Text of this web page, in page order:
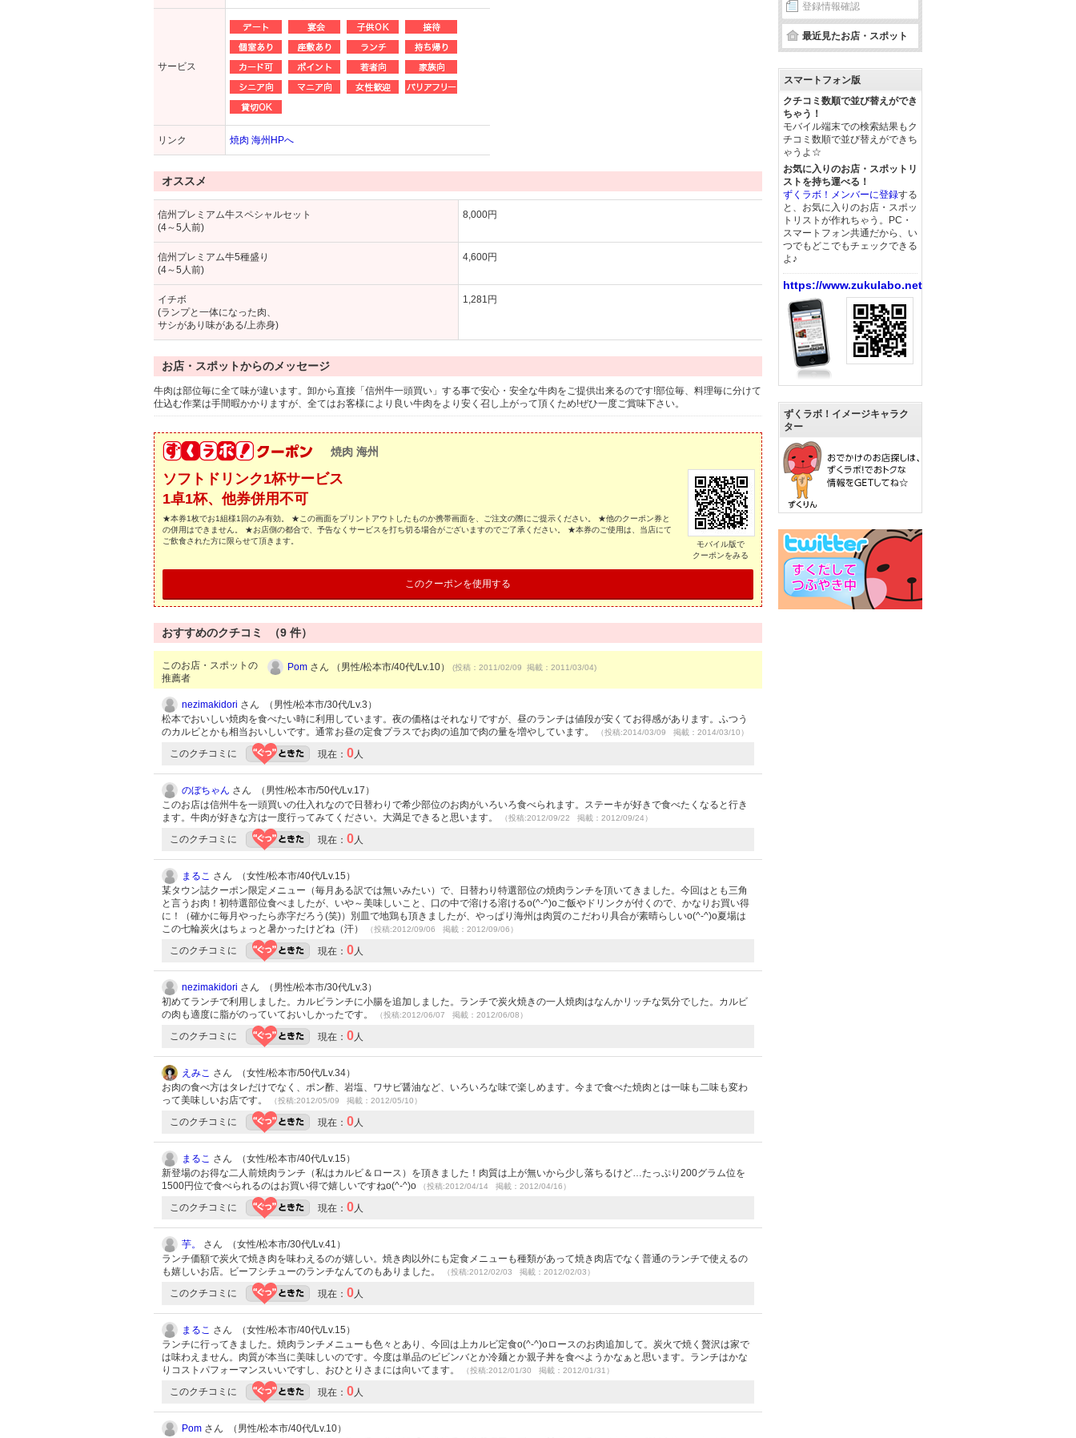
サービス
リンク 焼肉 海州HPへ
オススメ
信州プレミアム牛スペシャルセット
(4～5人前)
8,000円
信州プレミアム牛5種盛り
(4～5人前)
4,600円
イチボ
(ランプと一体になった肉、
サシがあり味がある/上赤身)
1,281円
お店・スポットからのメッセージ
牛肉は部位毎に全て味が違います。卸から直接「信州牛一頭買い」する事で安心・安全な牛肉をご提供出来るのです!部位毎、料理毎に分けて
仕込む作業は手間暇かかりますが、全てはお客様により良い牛肉をより安く召し上がって頂くため!ぜひ一度ご賞味下さい。
焼肉 海州
ソフトドリンク1杯サービス
1卓1杯、他券併用不可
★本券1枚でお1組様1回のみ有効。 ★この画面をプリントアウトしたものか携帯画面を、ご注文の際にご提示ください。 ★他のクーポン券と
の併用はできません。 ★お店側の都合で、予告なくサービスを打ち切る場合がございますのでご了承ください。 ★本券のご使用は、当店にて
ご飲食された方に限らせて頂きます。
モバイル版で
クーポンをみる
このクーポンを使用する
おすすめのクチコミ （9 件）
このお店・スポットの
推薦者
Pom さん （男性/松本市/40代/Lv.10） (投稿：2011/02/09 掲載：2011/03/04)
nezimakidori さん （男性/松本市/30代/Lv.3）
松本でおいしい焼肉を食べたい時に利用しています。夜の価格はそれなりですが、昼のランチは値段が安くてお得感があります。ふつう
のカルビとかも相当おいしいです。通常お昼の定食プラスでお肉の追加で肉の量を増やしています。
（投稿:2014/03/09 掲載：2014/03/10）
このクチコミに 現在： 0人
のぼちゃん さん （男性/松本市/50代/Lv.17）
このお店は信州牛を一頭買いの仕入れなので日替わりで希少部位のお肉がいろいろ食べられます。ステーキが好きで食べたくなると行き
ます。牛肉が好きな方は一度行ってみてください。大満足できると思います。
（投稿:2012/09/22 掲載：2012/09/24）
このクチコミに 現在： 0人
まるこ さん （女性/松本市/40代/Lv.15）
某タウン誌クーポン限定メニュー（毎月ある訳では無いみたい）で、日替わり特選部位の焼肉ランチを頂いてきました。今回はとも三角
と言うお肉！初特選部位食べましたが、いや～美味しいこと、口の中で溶ける溶けるo(^-^)oご飯やドリンクが付くので、かなりお買い得
に！（確かに毎月やったら赤字だろう(笑)）別皿で地鶏も頂きましたが、やっぱり海州は肉質のこだわり具合が素晴らしいo(^-^)o夏場は
この七輪炭火はちょっと暑かったけどね（汗）
（投稿:2012/09/06 掲載：2012/09/06）
このクチコミに 現在： 0人
nezimakidori さん （男性/松本市/30代/Lv.3）
初めてランチで利用しました。カルビランチに小腸を追加しました。ランチで炭火焼きの一人焼肉はなんかリッチな気分でした。カルビ
の肉も適度に脂がのっていておいしかったです。
（投稿:2012/06/07 掲載：2012/06/08）
このクチコミに 現在： 0人
えみこ さん （女性/松本市/50代/Lv.34）
お肉の食べ方はタレだけでなく、ポン酢、岩塩、ワサビ醤油など、いろいろな味で楽しめます。今まで食べた焼肉とは一味も二味も変わ
って美味しいお店です。
（投稿:2012/05/09 掲載：2012/05/10）
このクチコミに 現在： 0人
まるこ さん （女性/松本市/40代/Lv.15）
新登場のお得な二人前焼肉ランチ（私はカルビ＆ロース）を頂きました！肉質は上が無いから少し落ちるけど…たっぷり200グラム位を
1500円位で食べられるのはお買い得で嬉しいですねo(^-^)o
（投稿:2012/04/14 掲載：2012/04/16）
このクチコミに 現在： 0人
芋。
さん （女性/松本市/30代/Lv.41）
ランチ価額で炭火で焼き肉を味わえるのが嬉しい。焼き肉以外にも定食メニューも種類があって焼き肉店でなく普通のランチで使えるの
も嬉しいお店。ビーフシチューのランチなんてのもありました。
（投稿:2012/02/03 掲載：2012/02/03）
このクチコミに 現在： 0人
まるこ さん （女性/松本市/40代/Lv.15）
ランチに行ってきました。焼肉ランチメニューも色々とあり、今回は上カルビ定食o(^-^)oロースのお肉追加して。炭火で焼く贅沢は家で
は味わえません。肉質が本当に美味しいのです。今度は単品のビビンバとか冷麺とか親子丼を食べようかなぁと思います。ランチはかな
りコストパフォーマンスいいですし、おひとりさまには向いてます。
（投稿:2012/01/30 掲載：2012/01/31）
このクチコミに 現在： 0人
Pom さん （男性/松本市/40代/Lv.10）
登録情報確認
最近見たお店・スポット
スマートフォン版
クチコミ数順で並び替えができ
ちゃう！
モバイル端末での検索結果もク
チコミ数順で並び替えができち
ゃうよ☆
お気に入りのお店・スポットリ
ストを持ち運べる！
ずくラボ！メンバーに登録する
と、お気に入りのお店・スポッ
トリストが作れちゃう。PC・
スマートフォン共通だから、い
つでもどこでもチェックできる
よ♪
https://www.zukulabo.net/
ずくラボ！イメージキャラク
ター